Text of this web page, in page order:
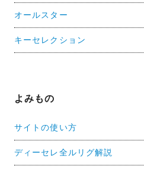
オールスター
キーセレクション
よみもの
サイトの使い方
ディーセレ全ルリグ解説